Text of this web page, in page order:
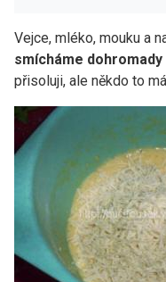
Vejce, mléko, mouku a
smícháme dohromady
přisoluji, ale někdo to